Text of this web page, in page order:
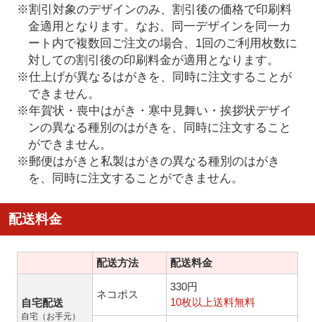
※割引対象のデザインのみ、割引後の価格で印刷料
金適用となります。なお、同一デザインを同一カ
ート内で複数回ご注文の場合、1回のご利用枚数に
対しての割引後の印刷料金が適用となります。
※仕上げが異なるはがきを、同時に注文することが
できません。
※年賀状・喪中はがき・寒中見舞い・挨拶状デザイ
ンの異なる種別のはがきを、同時に注文すること
ができません。
※郵便はがきと私製はがきの異なる種別のはがき
を、同時に注文することができません。
配送料金
配送方法 配送料金
自宅配送
自宅（お手元）
ネコポス
330円
10枚以上送料無料